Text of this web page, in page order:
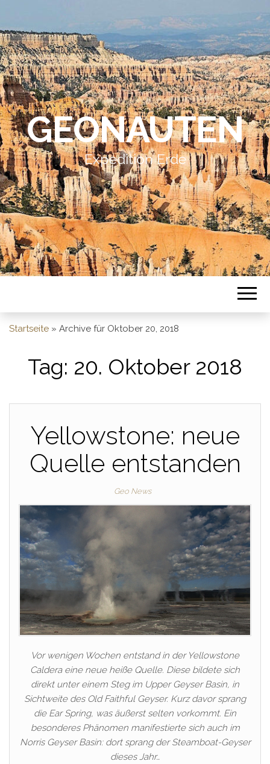
GEONAUTEN
Expedition Erde
Startseite » Archive für Oktober 20, 2018
Tag: 20. Oktober 2018
Yellowstone: neue
Quelle entstanden
Geo News
Vor wenigen Wochen entstand in der Yellowstone
Caldera eine neue heiße Quelle. Diese bildete sich
direkt unter einem Steg im Upper Geyser Basin, in
Sichtweite des Old Faithful Geyser. Kurz davor sprang
die Ear Spring, was äußerst selten vorkommt. Ein
besonderes Phänomen manifestierte sich auch im
Norris Geyser Basin: dort sprang der Steamboat-Geyser
dieses Jahr…